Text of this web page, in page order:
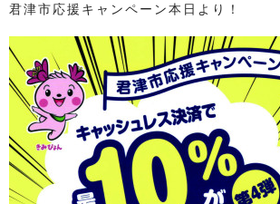
君津市応援キャンペーン本日より！